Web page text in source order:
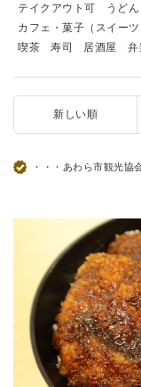
テイクアウト可 うど
カフェ・菓子（スイーツ
喫茶
寿司 居酒屋 弁
新しい順
・・・あわら市観光協